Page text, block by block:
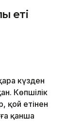
еті
күзден
Көпшілік
қой етінен
қанша